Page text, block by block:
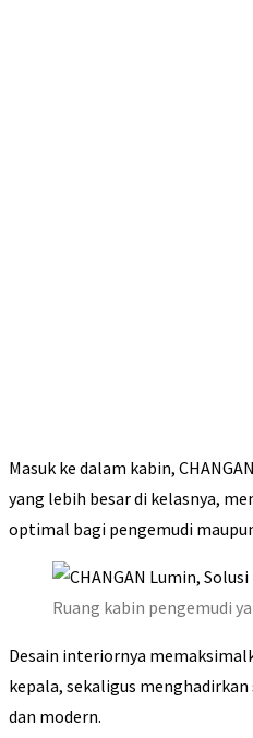
Masuk ke dalam kabin,
yang lebih besar di kelasnya,
optimal bagi pengemudi
Ruang kabin pengemudi
Desain interiornya
kepala, sekaligus
dan modern.